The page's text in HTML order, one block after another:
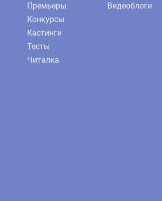
Премьеры
Конкурсы
Кастинги
Тесты
Читалка
Видеоблоги